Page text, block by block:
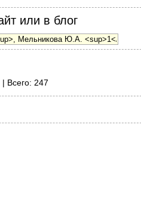
или в блог
Всего: 247